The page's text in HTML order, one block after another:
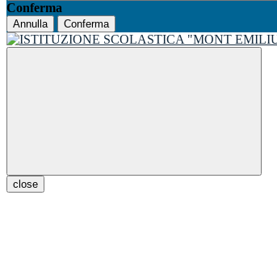
Conferma
Annulla Conferma
close